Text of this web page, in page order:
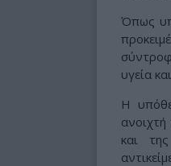
Όπως
υγεία
Η
και